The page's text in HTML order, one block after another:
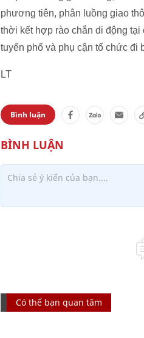
phương tiên, phân luồng giao
thời kết hợp rào chắn di động
tuyến phố và phụ cận tổ chức đi
LT
Bình luận
Có thể bạn quan tâm